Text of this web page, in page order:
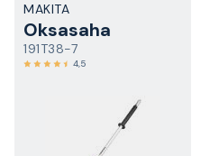
MAKITA
Oksasaha
191T38-7
4,5